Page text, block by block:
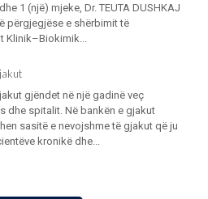
1 (një) mjeke, Dr. TEUTA DUSHKAJ
përgjegjëse e shërbimit të
Klinik–Biokimik...
gjëndet në një gadinë veç
dhe spitalit. Në bankën e gjakut
sasitë e nevojshme të gjakut që ju
kronikë dhe...